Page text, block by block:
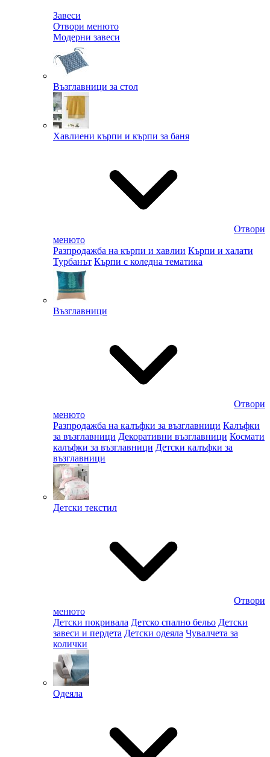
Завеси
Отвори менюто
Модерни завеси
Възглавници за стол
Хавлиени кърпи и кърпи за баня
Отвори
менюто
Разпродажба на кърпи и хавлии Кърпи и халати
Турбанът Кърпи с коледна тематика
Възглавници
Отвори
менюто
Разпродажба на калъфки за възглавници Калъфки
за възглавници Декоративни възглавници Космати
калъфки за възглавници Детски калъфки за
възглавници
Детски текстил
Отвори
менюто
Детски покривала Детско спално бельо Детски
завеси и пердета Детски одеяла Чувалчета за
колички
Одеяла